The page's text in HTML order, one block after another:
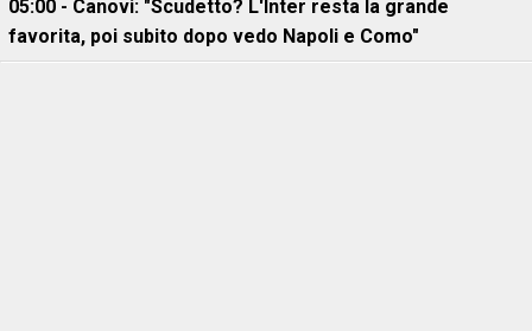
05:00 - Canovi: "Scudetto? L'Inter resta la grande
favorita, poi subito dopo vedo Napoli e Como"